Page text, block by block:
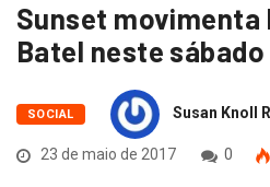
Sunset movimenta
Batel neste sábado
SOCIAL Susan Knoll
23 de maio de 2017 0